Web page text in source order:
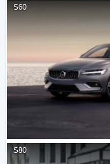
S60
S80